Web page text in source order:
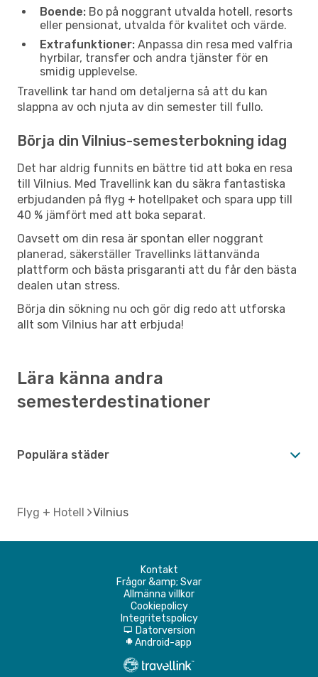
Boende: Bo på noggrant utvalda hotell, resorts
eller pensionat, utvalda för kvalitet och värde.
Extrafunktioner: Anpassa din resa med valfria
hyrbilar, transfer och andra tjänster för en
smidig upplevelse.
Travellink tar hand om detaljerna så att du kan
slappna av och njuta av din semester till fullo.
Börja din Vilnius-semesterbokning idag
Det har aldrig funnits en bättre tid att boka en resa
till Vilnius. Med Travellink kan du säkra fantastiska
erbjudanden på flyg + hotellpaket och spara upp till
40 % jämfört med att boka separat.
Oavsett om din resa är spontan eller noggrant
planerad, säkerställer Travellinks lättanvända
plattform och bästa prisgaranti att du får den bästa
dealen utan stress.
Börja din sökning nu och gör dig redo att utforska
allt som Vilnius har att erbjuda!
Lära känna andra
semesterdestinationer
Populära städer
Flyg + Hotell Vilnius
Kontakt
Frågor &amp; Svar
Allmänna villkor
Cookiepolicy
Integritetspolicy
d Datorversion
A Android-app